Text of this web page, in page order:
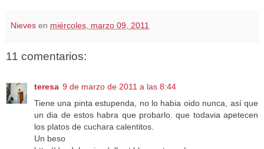
Nieves en miércoles, marzo 09, 2011
11 comentarios:
teresa 9 de marzo de 2011 a las 8:44
Tiene una pinta estupenda, no lo habia oido nunca, así que
un dia de estos habra que probarlo. que todavia apetecen
los platos de cuchara calentitos.
Un beso